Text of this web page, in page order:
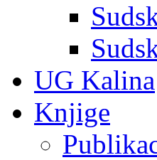
UG Kalina
Knjige